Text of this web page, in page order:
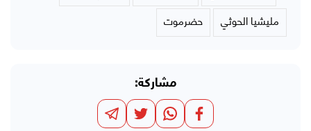
مليشيا الحوثي
حضرموت
مشاركة: